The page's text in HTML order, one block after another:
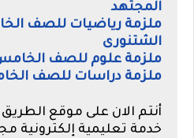
المجتهد
ملزمة رياضيات للصف
الشتنورى
ملزمة علوم للصف الخامس
ملزمة دراسات للصف
أنتم الان على موقع
خدمة تعليمية إلكترونية